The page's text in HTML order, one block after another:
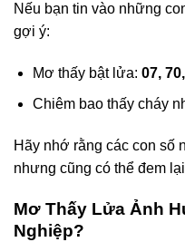
Nếu bạn tin vào những
gợi ý:
Mơ thấy bật lửa: 07,
Chiêm bao thấy cháy
Hãy nhớ rằng các con số
nhưng cũng có thể đem
Mơ Thấy Lửa Ảnh
Nghiệp?